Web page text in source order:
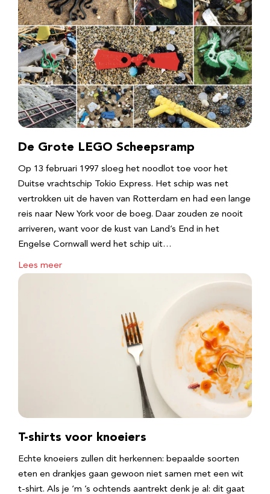
De Grote LEGO Scheepsramp
Op 13 februari 1997 sloeg het noodlot toe voor het
Duitse vrachtschip Tokio Express. Het schip was net
vertrokken uit de haven van Rotterdam en had een lange
reis naar New York voor de boeg. Daar zouden ze nooit
arriveren, want voor de kust van Land’s End in het
Engelse Cornwall werd het schip uit…
Lees meer
T-shirts voor knoeiers
Echte knoeiers zullen dit herkennen: bepaalde soorten
eten en drankjes gaan gewoon niet samen met een wit
t-shirt. Als je ‘m ’s ochtends aantrekt denk je al: dit gaat